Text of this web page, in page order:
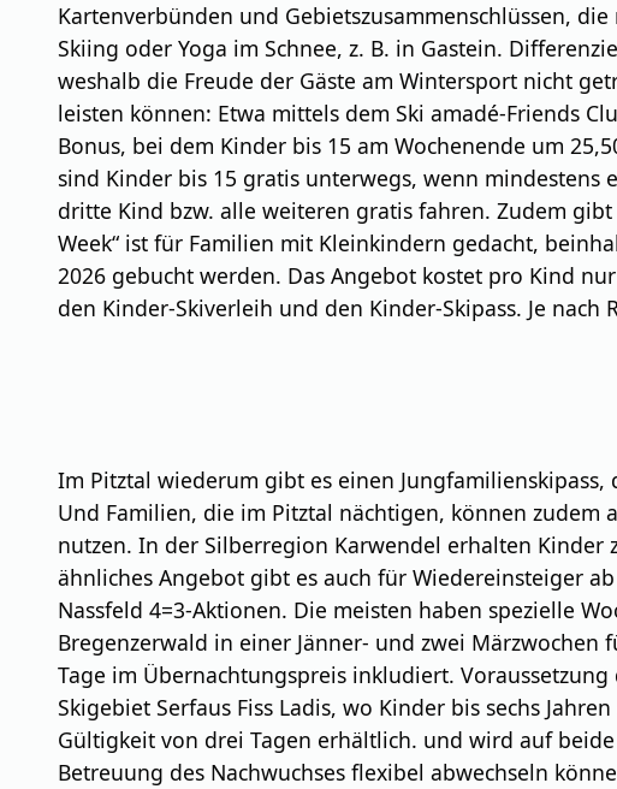
Kartenverbünden und Gebietszusammenschlüssen,
Skiing oder Yoga im Schnee, z. B. in Gastein.
weshalb die Freude der Gäste am Wintersport nicht
leisten können: Etwa mittels dem Ski amadé-Friends
Bonus, bei dem Kinder bis 15 am Wochenende um
sind Kinder bis 15 gratis unterwegs, wenn mindestens
dritte Kind bzw. alle weiteren gratis fahren. Zudem
Week“ ist für Familien mit Kleinkindern gedacht,
2026 gebucht werden. Das Angebot kostet pro Kind
den Kinder-Skiverleih und den Kinder-Skipass. Je
Im Pitztal wiederum gibt es einen Jungfamilienskipass,
Und Familien, die im Pitztal nächtigen, können zudem
nutzen. In der Silberregion Karwendel erhalten Kinder
ähnliches Angebot gibt es auch für Wiedereinsteiger
Nassfeld 4=3-Aktionen. Die meisten haben spezielle
Bregenzerwald in einer Jänner- und zwei Märzwochen
Tage im Übernachtungspreis inkludiert.
Skigebiet Serfaus Fiss Ladis, wo Kinder bis sechs
Gültigkeit von drei Tagen erhältlich. und wird auf
Betreuung des Nachwuchses flexibel abwechseln